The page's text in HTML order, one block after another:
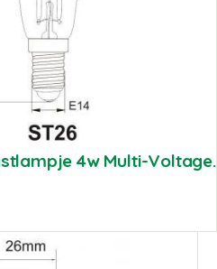
4w Multi-Voltage.